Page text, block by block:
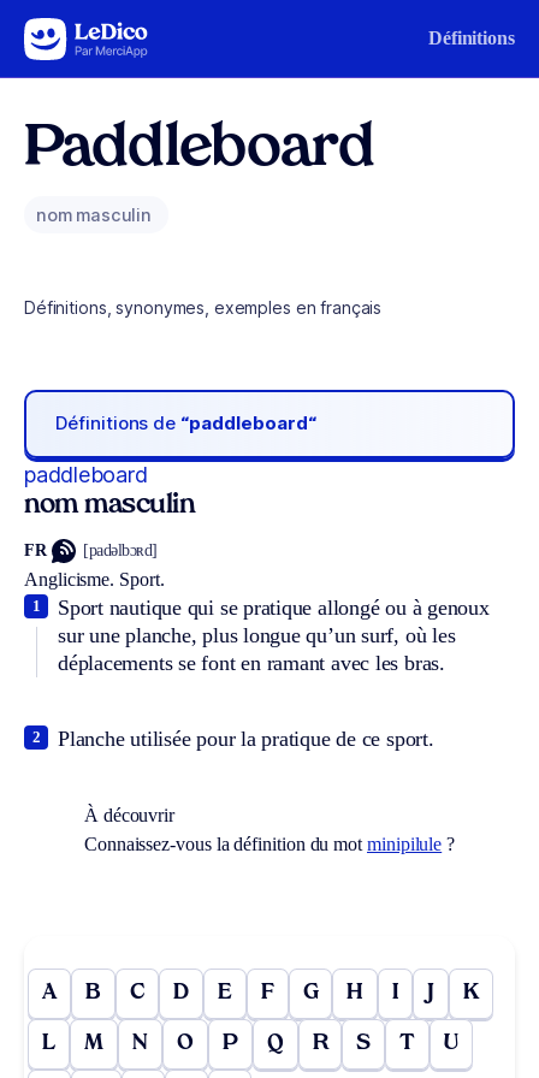
Aller au contenu Définitions
Paddleboard
nom masculin
Définitions, synonymes, exemples en français
Définitions de “paddleboard“
paddleboard
nom masculin
FR [padəlbɔʀd]
Anglicisme. Sport.
Sport nautique qui se pratique allongé ou à genoux
sur une planche, plus longue qu’un surf, où les
déplacements se font en ramant avec les bras.
1
Planche utilisée pour la pratique de ce sport.
2
À découvrir
Connaissez-vous la définition du mot minipilule ?
A B C D E F G H I J K
L M N O P Q R S T U